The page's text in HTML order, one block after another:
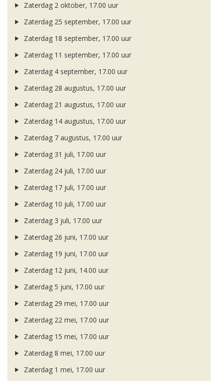
Zaterdag 2 oktober, 17.00 uur
Zaterdag 25 september, 17.00 uur
Zaterdag 18 september, 17.00 uur
Zaterdag 11 september, 17.00 uur
Zaterdag 4 september, 17.00 uur
Zaterdag 28 augustus, 17.00 uur
Zaterdag 21 augustus, 17.00 uur
Zaterdag 14 augustus, 17.00 uur
Zaterdag 7 augustus, 17.00 uur
Zaterdag 31 juli, 17.00 uur
Zaterdag 24 juli, 17.00 uur
Zaterdag 17 juli, 17.00 uur
Zaterdag 10 juli, 17.00 uur
Zaterdag 3 juli, 17.00 uur
Zaterdag 26 juni, 17.00 uur
Zaterdag 19 juni, 17.00 uur
Zaterdag 12 juni, 14.00 uur
Zaterdag 5 juni, 17.00 uur
Zaterdag 29 mei, 17.00 uur
Zaterdag 22 mei, 17.00 uur
Zaterdag 15 mei, 17.00 uur
Zaterdag 8 mei, 17.00 uur
Zaterdag 1 mei, 17.00 uur